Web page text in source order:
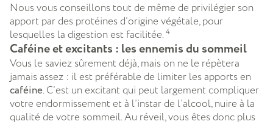
Nous vous conseillons tout de même de privilégier son
apport par des protéines d’origine végétale, pour
lesquelles la digestion est facilitée. 4
Caféine et excitants : les ennemis du sommeil
Vous le saviez sûrement déjà, mais on ne le répètera
jamais assez : il est préférable de limiter les apports en
caféine. C’est un excitant qui peut largement compliquer
votre endormissement et à l’instar de l’alcool, nuire à la
qualité de votre sommeil. Au réveil, vous êtes donc plus